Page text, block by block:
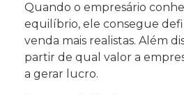
Quando o empresário
equilíbrio, ele consegue
venda mais realistas. Além
partir de qual valor a
a gerar lucro.